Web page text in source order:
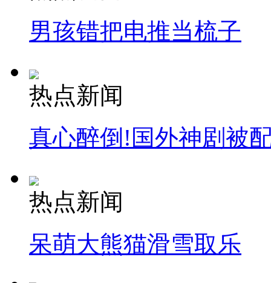
男孩错把电推当梳子
热点新闻
真心醉倒!国外神剧被
热点新闻
呆萌大熊猫滑雪取乐